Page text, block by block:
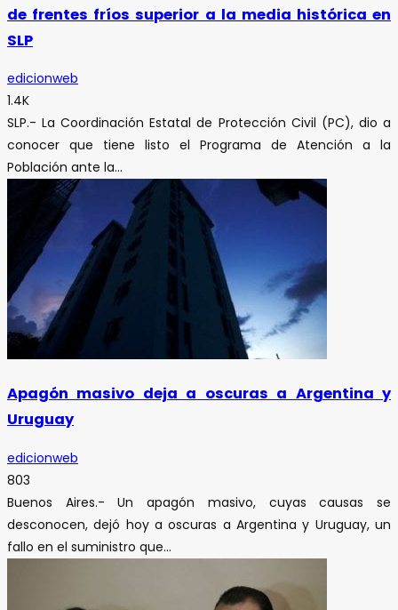
de frentes fríos superior a la media histórica en
SLP
edicionweb
1.4K
SLP.- La Coordinación Estatal de Protección Civil (PC), dio a
conocer que tiene listo el Programa de Atención a la
Población ante la...
Apagón masivo deja a oscuras a Argentina y
Uruguay
edicionweb
803
Buenos Aires.- Un apagón masivo, cuyas causas se
desconocen, dejó hoy a oscuras a Argentina y Uruguay, un
fallo en el suministro que...